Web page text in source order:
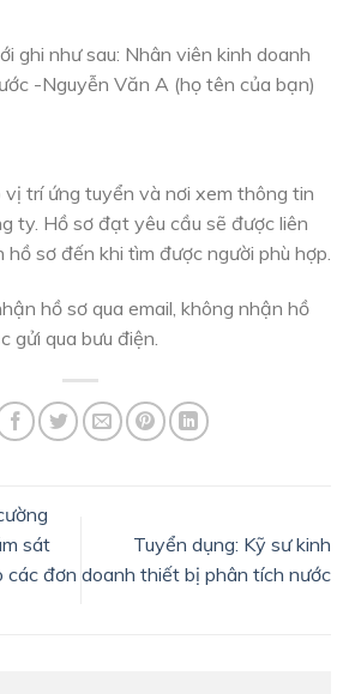
ghi như sau: Nhân viên kinh doanh
-Nguyễn Văn A (họ tên của bạn)
trí ứng tuyển và nơi xem thông tin
ty. Hồ sơ đạt yêu cầu sẽ được liên
sơ đến khi tìm được người phù hợp.
hồ sơ qua email, không nhận hồ
gửi qua bưu điện.
sát
các đơn
Tuyển dụng: Kỹ sư kinh
doanh thiết bị phân tích nước